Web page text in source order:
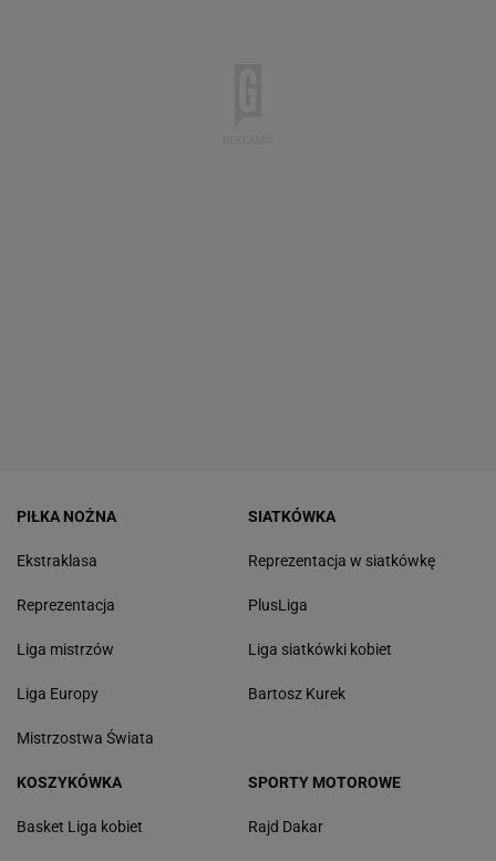
PIŁKA NOŻNA
Ekstraklasa
Reprezentacja
Liga mistrzów
Liga Europy
Mistrzostwa Świata
SIATKÓWKA
Reprezentacja w siatkówkę
PlusLiga
Liga siatkówki kobiet
Bartosz Kurek
KOSZYKÓWKA
Basket Liga kobiet
SPORTY MOTOROWE
Rajd Dakar